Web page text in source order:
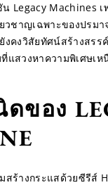
Legacy Machines เ
วชาญเฉพาะของปรมา
คงวิสัยทัศน์สร้างสรร
แสวงหาความพิเศษเห
ดของ
สร้างกระแสด้วยซีรีส์